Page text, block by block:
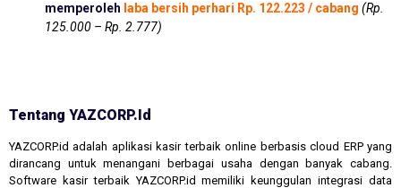
memperoleh laba bersih perhari Rp. 122.223 / cabang (Rp.
125.000 – Rp. 2.777)
Tentang YAZCORP.id
YAZCORP.id adalah aplikasi kasir terbaik online berbasis cloud ERP yang
dirancang untuk menangani berbagai usaha dengan banyak cabang.
Software kasir terbaik YAZCORP.id memiliki keunggulan integrasi data